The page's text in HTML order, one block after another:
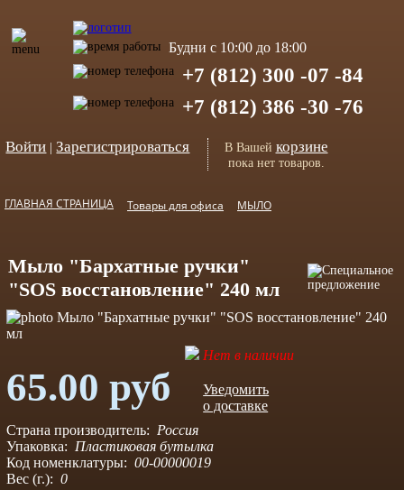
Будни с 10:00 до 18:00
+7 (812) 300 -07 -84
+7 (812) 386 -30 -76
Войти |Зарегистрироваться В Вашей корзине
пока нет товаров.
ГЛАВНАЯ СТРАНИЦА Товары для офиса МЫЛО
Мыло "Бархатные ручки"
"SOS восстановление" 240 мл
65.00 руб
Нет в наличии
Уведомить
о доставке
Страна производитель: Россия
Упаковка: Пластиковая бутылка
Код номенклатуры: 00-00000019
Вес (г.): 0